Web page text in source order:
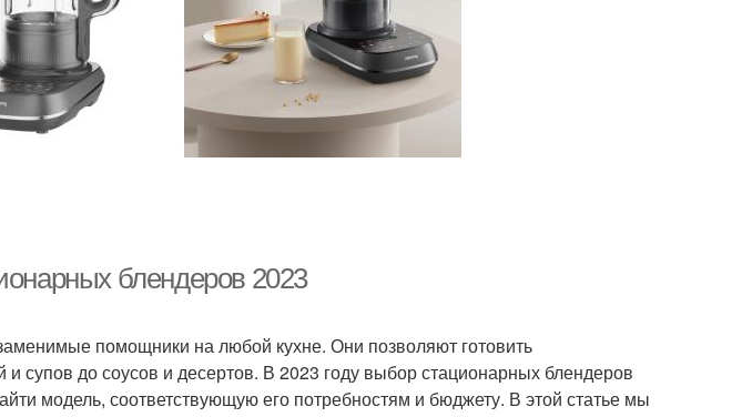
блендеров 2023
помощники на любой кухне. Они позволяют готовить
и супов до соусов и десертов. В 2023 году выбор стационарных блендеров
модель, соответствующую его потребностям и бюджету. В этой статье мы